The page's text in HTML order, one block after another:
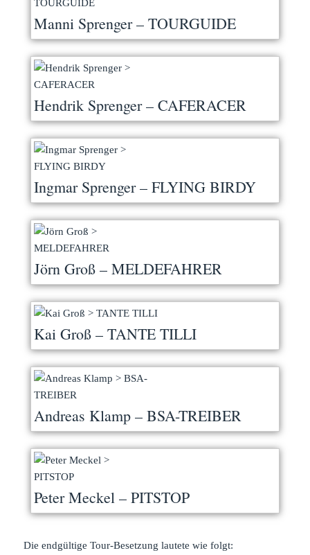
Manni Sprenger – TOURGUIDE
Hendrik Sprenger – CAFERACER
Ingmar Sprenger – FLYING BIRDY
Jörn Groß – MELDEFAHRER
Kai Groß – TANTE TILLI
Andreas Klamp – BSA-TREIBER
Peter Meckel – PITSTOP
Die endgültige Tour-Besetzung lautete wie folgt: